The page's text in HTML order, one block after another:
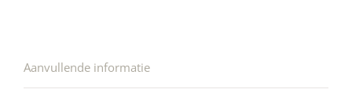
Aanvullende informatie